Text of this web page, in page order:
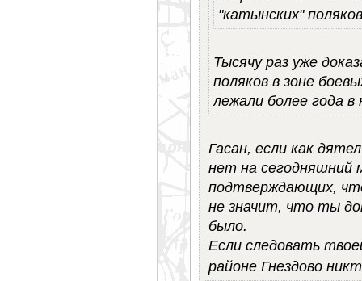
"катынских"
Тысячу раз уже
поляков в зоне
лежали более года
Гасан, если как
нет на сегодняшний
подтверждающих,
не значит, что ты
было.
Если следовать
районе Гнездово